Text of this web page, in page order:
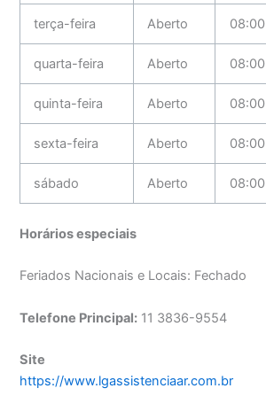
terça-feira Aberto 08:00
quarta-feira Aberto 08:00
quinta-feira Aberto 08:00
sexta-feira Aberto 08:00
sábado Aberto 08:00
Horários especiais
Feriados Nacionais e Locais: Fechado
Telefone Principal: 11 3836-9554
Site
https://www.lgassistenciaar.com.br